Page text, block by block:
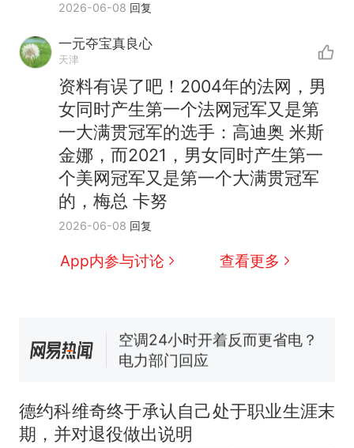
2026-06-08 回复
一元夺宝真良心
天津
资料有误了吧！2004年的法网，男
女同时产生第一个法网冠军又是第
一大满贯冠军的选手：高迪奥 米斯
金娜，而2021，男女同时产生第一
个美网冠军又是第一个大满贯冠军
的，梅总 卡努
2026-06-08 回复
App内参与讨论 查看更多
热 十多万人报名的考试，成绩
全部作废，公平么？
新 全球唯一没有法定首都的国
家，刚改国名，总统就邀请中
国大使骑行绕了几乎整个国境
线一圈，还曾两次到中国寻根
搬家报价570元，搬到楼下交
5060元才肯搬上楼！女子傻眼
了……
视频丨只要一枚命中就能让航
佛山一中学招聘物理教师，笔
试前13名均遭淘汰？教育局：
核查
全部作废，公平么？
德约科维奇终于承认自己处于职业生涯末
期，并对退役做出说明